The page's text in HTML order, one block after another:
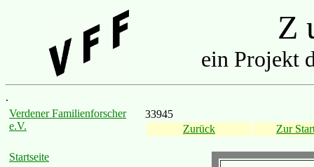
Z
ein Projekt
.
Verdener Familienforscher
e.V.
Startseite
33945
Zurück
Zur